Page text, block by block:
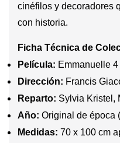
cinéfilos y decoradores
con historia.
Ficha Técnica de
Película: Emmanuelle 4
Dirección: Francis
Reparto: Sylvia Kristel,
Año: Original de época
Medidas: 70 x 100 cm